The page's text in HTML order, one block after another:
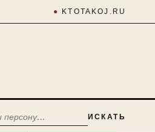
● KTOTAKOJ.RU
ИСКАТЬ